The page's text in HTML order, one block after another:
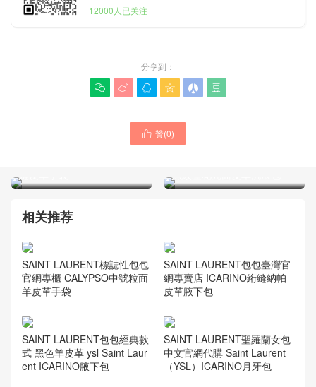
12000人已关注
分享到：
     
 贊(0)
美國官網YSL聖羅蘭女士包
SAINT LAURENT品牌奢侈
魚紋壓花亮面皮革流浪包
相关推荐
SAINT LAURENT標誌性包包
官網專櫃 CALYPSO中號粒面
羊皮革手袋
SAINT LAURENT包包臺灣官
網專賣店 ICARINO絎縫納帕
皮革腋下包
SAINT LAURENT包包經典款
式 黑色羊皮革 ysl Saint Laur
ent ICARINO腋下包
SAINT LAURENT聖羅蘭女包
中文官網代購 Saint Laurent
（YSL）ICARINO月牙包